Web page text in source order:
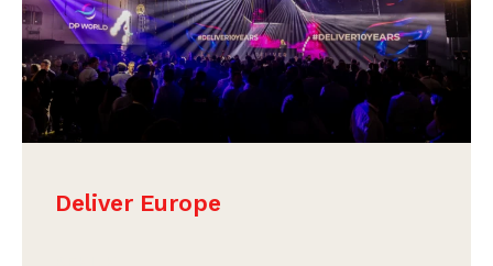
Deliver Europe